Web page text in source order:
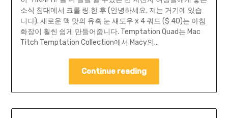
소식 침대에서 크롤 링 한 후 (안녕하세요, 저는 거기에 있습
니다). 새로운 맥 맛의 유혹 눈 섀도우 x 4 쿼드 ($ 40)는 아침
화장이 훨씬 쉽게 만들어줍니다. Temptation Quad는 Mac
Titch Temptation Collection에서 Macy의…
Continue reading